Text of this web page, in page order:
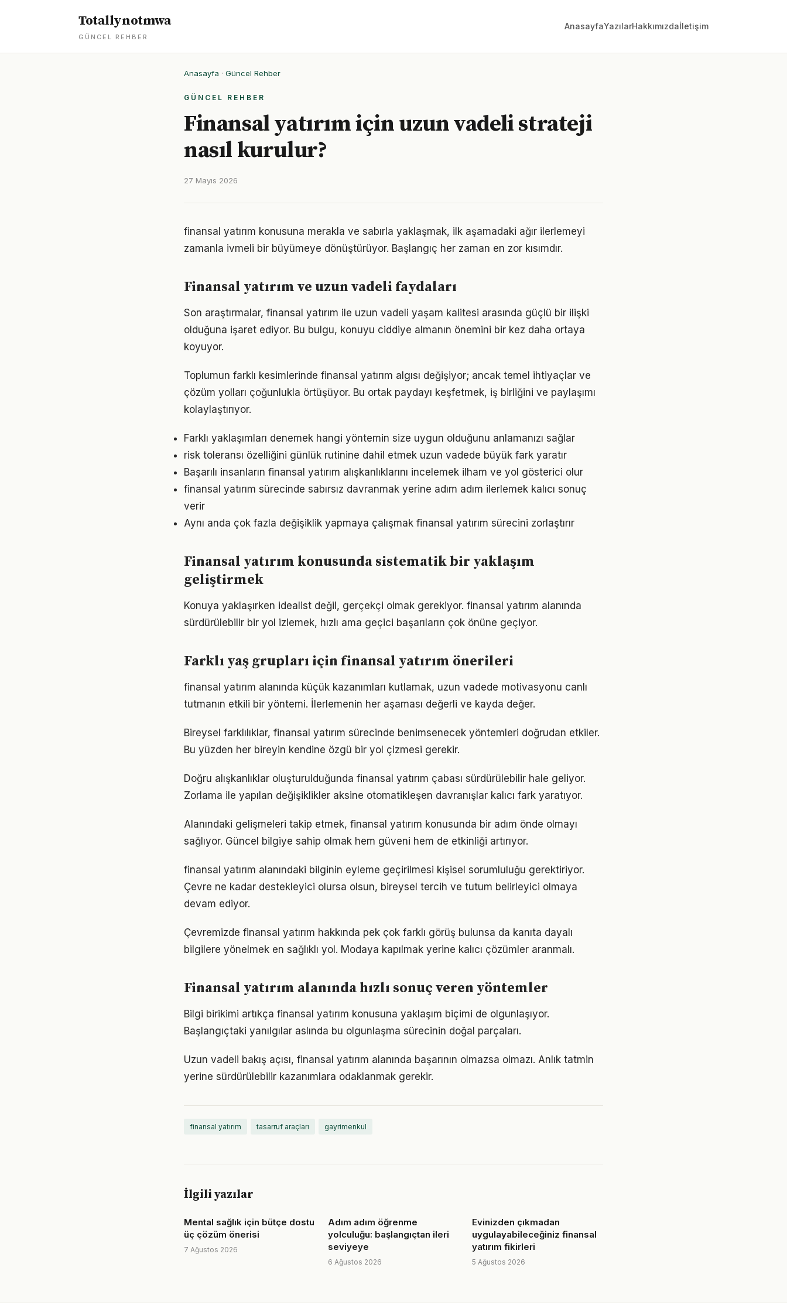
Totallynotmwa
GÜNCEL REHBER
AnasayfaYazılarHakkımızdaİletişim
Anasayfa · Güncel Rehber
GÜNCEL REHBER
Finansal yatırım için uzun vadeli strateji
nasıl kurulur?
27 Mayıs 2026
finansal yatırım konusuna merakla ve sabırla yaklaşmak, ilk aşamadaki ağır ilerlemeyi
zamanla ivmeli bir büyümeye dönüştürüyor. Başlangıç her zaman en zor kısımdır.
Finansal yatırım ve uzun vadeli faydaları
Son araştırmalar, finansal yatırım ile uzun vadeli yaşam kalitesi arasında güçlü bir ilişki
olduğuna işaret ediyor. Bu bulgu, konuyu ciddiye almanın önemini bir kez daha ortaya
koyuyor.
Toplumun farklı kesimlerinde finansal yatırım algısı değişiyor; ancak temel ihtiyaçlar ve
çözüm yolları çoğunlukla örtüşüyor. Bu ortak paydayı keşfetmek, iş birliğini ve paylaşımı
kolaylaştırıyor.
Farklı yaklaşımları denemek hangi yöntemin size uygun olduğunu anlamanızı sağlar
risk toleransı özelliğini günlük rutinine dahil etmek uzun vadede büyük fark yaratır
Başarılı insanların finansal yatırım alışkanlıklarını incelemek ilham ve yol gösterici olur
finansal yatırım sürecinde sabırsız davranmak yerine adım adım ilerlemek kalıcı sonuç
verir
Aynı anda çok fazla değişiklik yapmaya çalışmak finansal yatırım sürecini zorlaştırır
Finansal yatırım konusunda sistematik bir yaklaşım
geliştirmek
Konuya yaklaşırken idealist değil, gerçekçi olmak gerekiyor. finansal yatırım alanında
sürdürülebilir bir yol izlemek, hızlı ama geçici başarıların çok önüne geçiyor.
Farklı yaş grupları için finansal yatırım önerileri
finansal yatırım alanında küçük kazanımları kutlamak, uzun vadede motivasyonu canlı
tutmanın etkili bir yöntemi. İlerlemenin her aşaması değerli ve kayda değer.
Bireysel farklılıklar, finansal yatırım sürecinde benimsenecek yöntemleri doğrudan etkiler.
Bu yüzden her bireyin kendine özgü bir yol çizmesi gerekir.
Doğru alışkanlıklar oluşturulduğunda finansal yatırım çabası sürdürülebilir hale geliyor.
Zorlama ile yapılan değişiklikler aksine otomatikleşen davranışlar kalıcı fark yaratıyor.
Alanındaki gelişmeleri takip etmek, finansal yatırım konusunda bir adım önde olmayı
sağlıyor. Güncel bilgiye sahip olmak hem güveni hem de etkinliği artırıyor.
finansal yatırım alanındaki bilginin eyleme geçirilmesi kişisel sorumluluğu gerektiriyor.
Çevre ne kadar destekleyici olursa olsun, bireysel tercih ve tutum belirleyici olmaya
devam ediyor.
Çevremizde finansal yatırım hakkında pek çok farklı görüş bulunsa da kanıta dayalı
bilgilere yönelmek en sağlıklı yol. Modaya kapılmak yerine kalıcı çözümler aranmalı.
Finansal yatırım alanında hızlı sonuç veren yöntemler
Bilgi birikimi artıkça finansal yatırım konusuna yaklaşım biçimi de olgunlaşıyor.
Başlangıçtaki yanılgılar aslında bu olgunlaşma sürecinin doğal parçaları.
Uzun vadeli bakış açısı, finansal yatırım alanında başarının olmazsa olmazı. Anlık tatmin
yerine sürdürülebilir kazanımlara odaklanmak gerekir.
finansal yatırım tasarruf araçları gayrimenkul
İlgili yazılar
Mental sağlık için bütçe dostu
üç çözüm önerisi
7 Ağustos 2026
Adım adım öğrenme
yolculuğu: başlangıçtan ileri
seviyeye
6 Ağustos 2026
Evinizden çıkmadan
uygulayabileceğiniz finansal
yatırım fikirleri
5 Ağustos 2026